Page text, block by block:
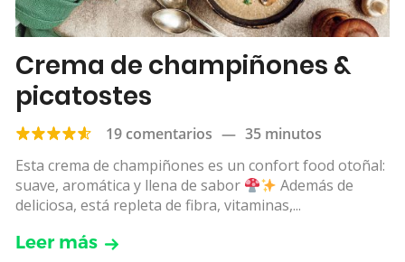
​​Crema de champiñones &
picatostes
19 comentarios — 35 minutos
Esta crema de champiñones es un confort food otoñal:
suave, aromática y llena de sabor
Además de
deliciosa, está repleta de fibra, vitaminas,...
Leer más